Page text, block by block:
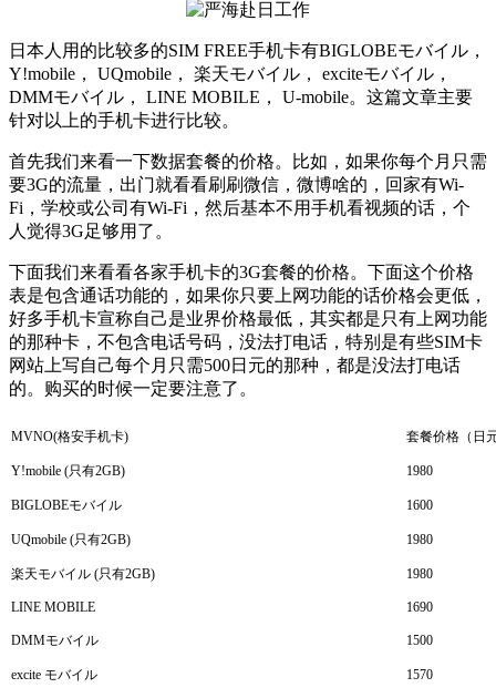
日本人用的比较多的SIM FREE手机卡有BIGLOBEモバイル，
Y!mobile， UQmobile， 楽天モバイル， exciteモバイル，
DMMモバイル， LINE MOBILE， U-mobile。这篇文章主要
针对以上的手机卡进行比较。
首先我们来看一下数据套餐的价格。比如，如果你每个月只需
要3G的流量，出门就看看刷刷微信，微博啥的，回家有Wi-
Fi，学校或公司有Wi-Fi，然后基本不用手机看视频的话，个
人觉得3G足够用了。
下面我们来看看各家手机卡的3G套餐的价格。下面这个价格
表是包含通话功能的，如果你只要上网功能的话价格会更低，
好多手机卡宣称自己是业界价格最低，其实都是只有上网功能
的那种卡，不包含电话号码，没法打电话，特别是有些SIM卡
网站上写自己每个月只需500日元的那种，都是没法打电话
的。购买的时候一定要注意了。
MVNO(格安手机卡) 套餐价格（日
Y!mobile (只有2GB) 1980
BIGLOBEモバイル 1600
UQmobile (只有2GB) 1980
楽天モバイル (只有2GB) 1980
LINE MOBILE 1690
DMMモバイル 1500
excite モバイル 1570